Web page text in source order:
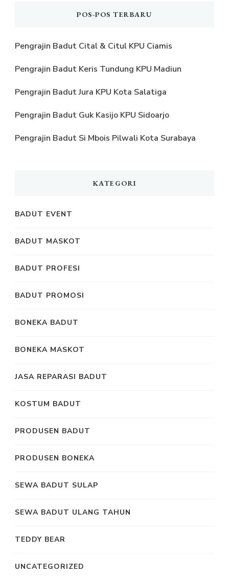
POS-POS TERBARU
Pengrajin Badut Cital & Citul KPU Ciamis
Pengrajin Badut Keris Tundung KPU Madiun
Pengrajin Badut Jura KPU Kota Salatiga
Pengrajin Badut Guk Kasijo KPU Sidoarjo
Pengrajin Badut Si Mbois Pilwali Kota Surabaya
KATEGORI
BADUT EVENT
BADUT MASKOT
BADUT PROFESI
BADUT PROMOSI
BONEKA BADUT
BONEKA MASKOT
JASA REPARASI BADUT
KOSTUM BADUT
PRODUSEN BADUT
PRODUSEN BONEKA
SEWA BADUT SULAP
SEWA BADUT ULANG TAHUN
TEDDY BEAR
UNCATEGORIZED